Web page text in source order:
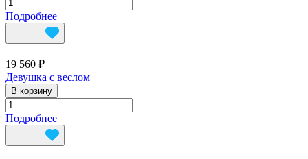
Подробнее
19 560 ₽
Девушка с веслом
В корзину
Подробнее